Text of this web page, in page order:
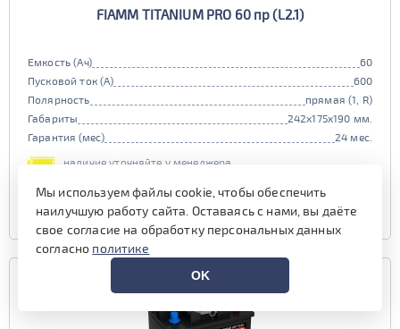
FIAMM TITANIUM PRO 60 пр (L2.1)
Емкость (Ач)
60
Пусковой ток (А)
600
Полярность
прямая (1, R)
Габариты
242x175x190 мм.
Гарантия (мес)
24 мес.
наличие уточняйте у менеджера
УЗНАТЬ ЦЕНУ
Мы используем файлы cookie, чтобы обеспечить
наилучшую работу сайта. Оставаясь с нами, вы даёте
свое согласие на обработку персональных данных
согласно политике
OK